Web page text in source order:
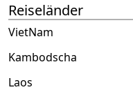
Reiseländer
VietNam
Kambodscha
Laos